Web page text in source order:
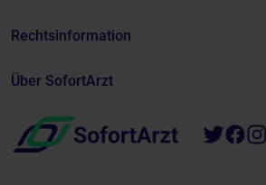
Rechtsinformation
Über SofortArzt